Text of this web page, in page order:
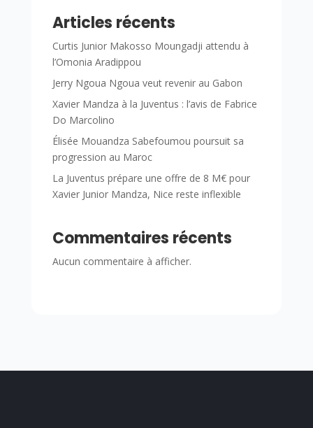
Articles récents
Curtis Junior Makosso Moungadji attendu à
l’Omonia Aradippou
Jerry Ngoua Ngoua veut revenir au Gabon
Xavier Mandza à la Juventus : l’avis de Fabrice
Do Marcolino
Élisée Mouandza Sabefoumou poursuit sa
progression au Maroc
La Juventus prépare une offre de 8 M€ pour
Xavier Junior Mandza, Nice reste inflexible
Commentaires récents
Aucun commentaire à afficher.